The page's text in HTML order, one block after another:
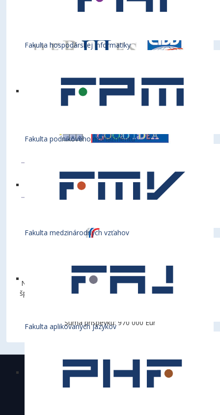
Fakulta hospodárskej informatiky
Fakulta podnikového manažmentu
Fakulta medzinárodných vzťahov
Fakulta aplikovaných jazykov
Názov projektu: Viacúčelová športová hala – univerzitné
športové centrum pri Ekonomickej univerzite v Bratislave
Suma príspevku: 970 000 Eur
Ekonomická univerzita v Bratislave je